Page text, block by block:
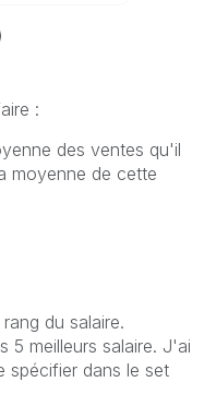
:
des ventes qu'il
moyenne de cette
du salaire.
5 meilleurs salaire. J'ai
spécifier dans le set